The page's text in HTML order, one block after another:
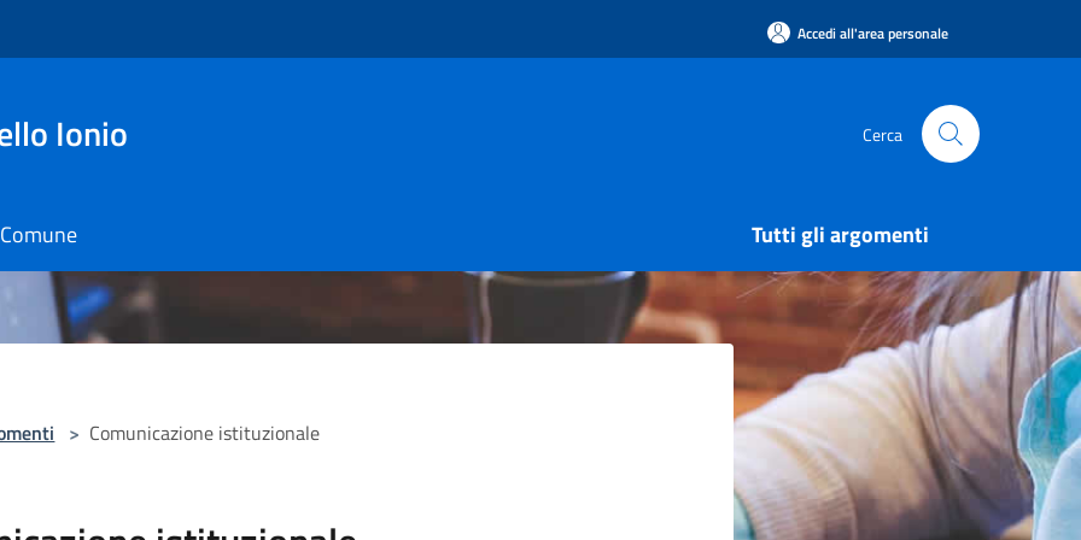
Accedi all'area personale
Ionio Cerca
Tutti gli argomenti
> Comunicazione istituzionale